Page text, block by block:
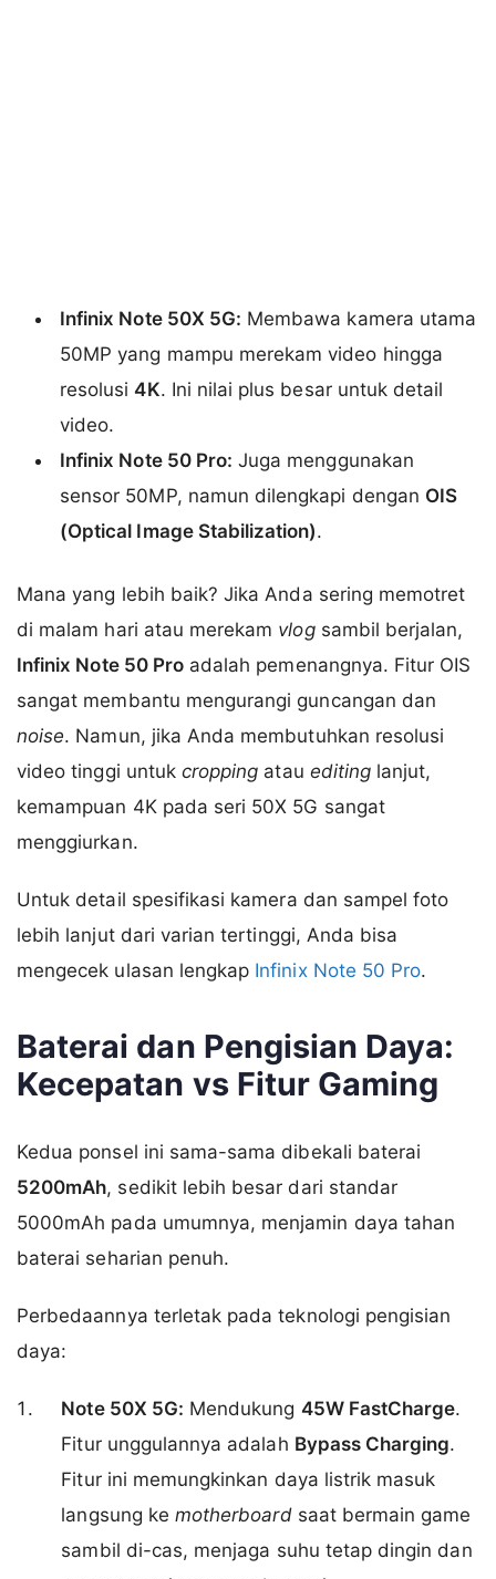
Infinix Note 50X 5G: Membawa kamera utama
50MP yang mampu merekam video hingga
resolusi4K. Ini nilai plus besar untuk detail
video.
Infinix Note 50 Pro: Juga menggunakan
sensor 50MP, namun dilengkapi dengan OIS
(Optical Image Stabilization).
Mana yang lebih baik? Jika Anda sering memotret
di malam hari atau merekam vlogsambil berjalan,
Infinix Note 50 Proadalah pemenangnya. Fitur OIS
sangat membantu mengurangi guncangan dan
noise. Namun, jika Anda membutuhkan resolusi
video tinggi untuk cropping atau editing lanjut,
kemampuan 4K pada seri 50X 5G sangat
menggiurkan.
Untuk detail spesifikasi kamera dan sampel foto
lebih lanjut dari varian tertinggi, Anda bisa
mengecek ulasan lengkap Infinix Note 50 Pro.
Baterai dan Pengisian Daya:
Kecepatan vs Fitur Gaming
Kedua ponsel ini sama-sama dibekali baterai
5200mAh, sedikit lebih besar dari standar
5000mAh pada umumnya, menjamin daya tahan
baterai seharian penuh.
Perbedaannya terletak pada teknologi pengisian
daya:
Note 50X 5G: Mendukung 45W FastCharge.
Fitur unggulannya adalah Bypass Charging.
Fitur ini memungkinkan daya listrik masuk
langsung ke motherboardsaat bermain game
sambil di-cas, menjaga suhu tetap dingin dan